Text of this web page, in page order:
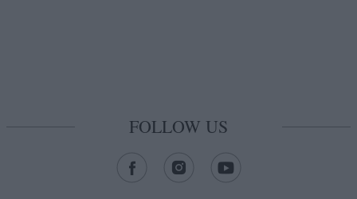
FOLLOW US